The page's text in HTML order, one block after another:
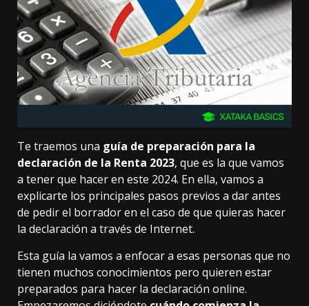
Te traemos una guía de preparación para la
declaración de la Renta 2023, que es la que vamos
a tener que hacer en este 2024. En ella, vamos a
explicarte los principales pasos previos a dar antes
de pedir el borrador en el caso de que quieras hacer
la declaración a través de Internet.
Esta guía la vamos a enfocar a esas personas que no
tienen muchos conocimientos pero quieren estar
preparados para hacer la declaración online.